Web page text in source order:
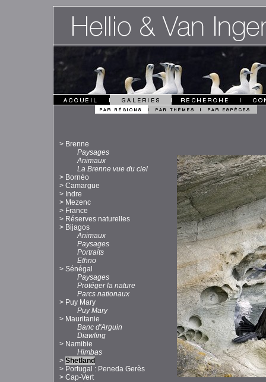
> Brenne
Paysages
Animaux
La Brenne vue du ciel
> Bornéo
> Camargue
> Indre
> Mezenc
> France
> Réserves naturelles
> Bijagos
Animaux
Paysages
Portraits
Ethno
> Sénégal
Paysages
Protéger la nature
Parcs nationaux
> Puy Mary
Puy Mary
> Mauritanie
Banc d'Arguin
Diawling
> Namibie
Himbas
> Shetland
> Portugal : Peneda Gerès
> Cap-Vert